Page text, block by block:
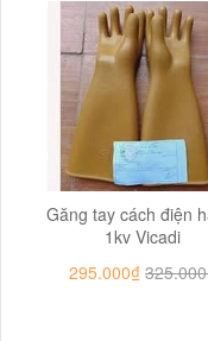
Găng tay cách điện
1kv Vicadi
295.000₫